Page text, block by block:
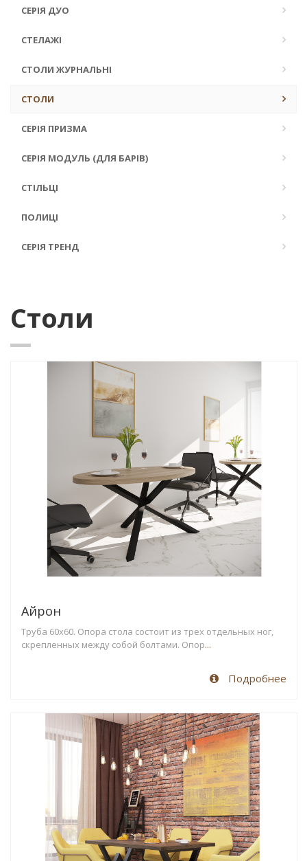
СЕРІЯ ДУО
СТЕЛАЖІ
СТОЛИ ЖУРНАЛЬНІ
СТОЛИ
СЕРІЯ ПРИЗМА
СЕРІЯ МОДУЛЬ (ДЛЯ БАРІВ)
СТІЛЬЦІ
ПОЛИЦІ
СЕРІЯ ТРЕНД
Столи
Айрон
Труба 60х60. Опора стола состоит из трех отдельных ног,
скрепленных между собой болтами. Опор...
Подробнее